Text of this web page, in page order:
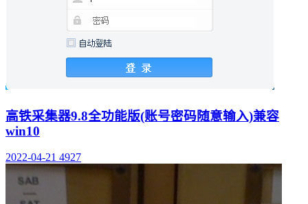
高铁采集器9.8全功能版(账号密码随意输入)兼容
win10
2022-04-21 4927